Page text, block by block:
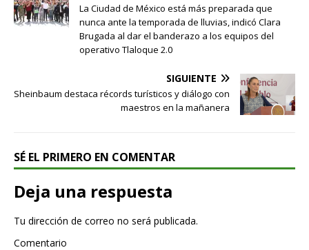
La Ciudad de México está más preparada que
nunca ante la temporada de lluvias, indicó Clara
Brugada al dar el banderazo a los equipos del
operativo Tlaloque 2.0
SIGUIENTE
Sheinbaum destaca récords turísticos y diálogo con
maestros en la mañanera
SÉ EL PRIMERO EN COMENTAR
Deja una respuesta
Tu dirección de correo no será publicada.
Comentario